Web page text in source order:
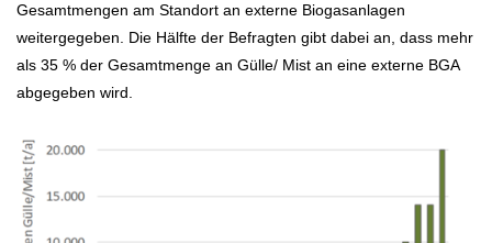
Gesamtmengen am Standort an externe Biogasanlagen
weitergegeben. Die Hälfte der Befragten gibt dabei an, dass mehr
als 35 % der Gesamtmenge an Gülle/ Mist an eine externe BGA
abgegeben wird.